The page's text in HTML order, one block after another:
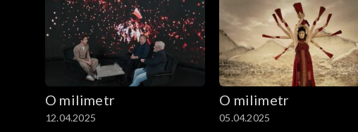
O milimetr
12.04.2025
O milimetr
05.04.2025